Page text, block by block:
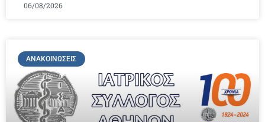
06/08/2026
ΑΝΑΚΟΙΝΏΣΕΙΣ